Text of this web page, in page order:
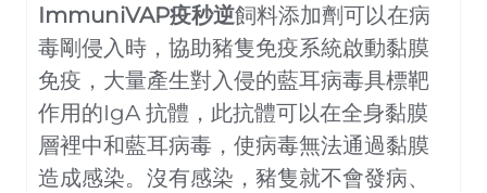
ImmuniVAP疫秒逆飼料添加劑可以在病
毒剛侵入時，協助豬隻免疫系統啟動黏膜
免疫，大量產生對入侵的藍耳病毒具標靶
作用的IgA 抗體，此抗體可以在全身黏膜
層裡中和藍耳病毒，使病毒無法通過黏膜
造成感染。沒有感染，豬隻就不會發病、